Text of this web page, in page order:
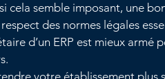
cela semble imposant, une
des normes légales
d’un ERP est mieux armé
votre établissement plus